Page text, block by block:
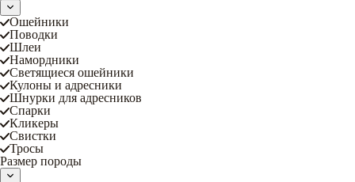
Ошейники
Поводки
Шлеи
Намордники
Светящиеся ошейники
Кулоны и адресники
Шнурки для адресников
Спарки
Кликеры
Свистки
Тросы
Размер породы